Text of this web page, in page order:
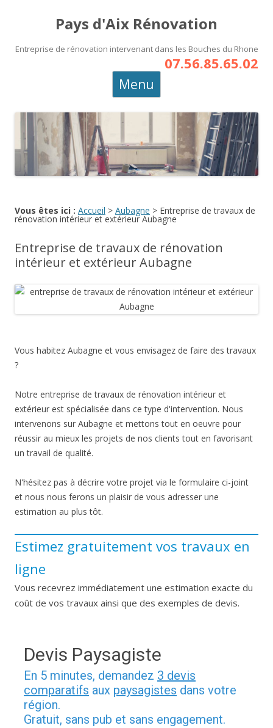
Pays d'Aix Rénovation
Entreprise de rénovation intervenant dans les Bouches du Rhone
07.56.85.65.02
Menu
Vous êtes ici : Accueil > Aubagne > Entreprise de travaux de
rénovation intérieur et extérieur Aubagne
Entreprise de travaux de rénovation
intérieur et extérieur Aubagne
Vous habitez Aubagne et vous envisagez de faire des travaux
?
Notre entreprise de travaux de rénovation intérieur et
extérieur est spécialisée dans ce type d'intervention. Nous
intervenons sur Aubagne et mettons tout en oeuvre pour
réussir au mieux les projets de nos clients tout en favorisant
un travail de qualité.
N'hésitez pas à décrire votre projet via le formulaire ci-joint
et nous nous ferons un plaisir de vous adresser une
estimation au plus tôt.
Estimez gratuitement vos travaux en
ligne
Vous recevrez immédiatement une estimation exacte du
coût de vos travaux ainsi que des exemples de devis.
Devis Paysagiste
En 5 minutes, demandez 3 devis
comparatifs aux paysagistes dans votre
région.
Gratuit, sans pub et sans engagement.